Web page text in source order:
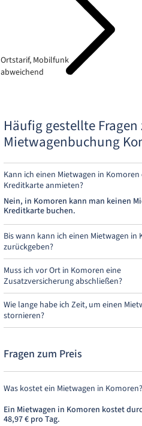
Ortstarif, Mobilfunk
abweichend
Häufig gestellte Fragen
Mietwagenbuchung
Kann ich einen Mietwagen in
Kreditkarte anmieten?
Nein, in Komoren kann man keinen
Kreditkarte buchen.
Bis wann kann ich einen Mietwagen in
zurückgeben?
Grundsätzlich kannst Du den
Tageszeit zurückgeben. Wichtig ist nur,
Mietwagen nicht später als bei der
angegeben, abgibst.
Muss ich vor Ort in Komoren eine
Zusatzversicherung abschließen?
Buche am besten über uns die
ohne Selbstbeteiligung. So musst Du
weitere Versicherung abschließen.
Wie lange habe ich Zeit, um einen
stornieren?
Du hast bis zu 24 Stunden vor
Stornieren.
Fragen zum Preis
Was kostet ein Mietwagen in Komoren?
Ein Mietwagen in Komoren kostet
48,97 € pro Tag.